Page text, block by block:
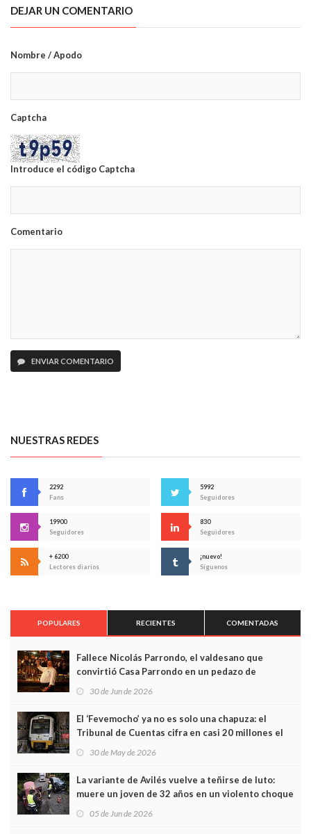
DEJAR UN COMENTARIO
Nombre / Apodo
Captcha
Introduce el código Captcha
Comentario
ENVIAR COMENTARIO
NUESTRAS REDES
2292
Fans
5992
Seguidores
19900
Seguidores
830
Seguidores
+ 6200
Lectores diarios
¡nuevo!
Síguenos
POPULARES RECIENTES COMENTADAS
Fallece Nicolás Parrondo, el valdesano que
convirtió Casa Parrondo en un pedazo de
Asturias en Madrid
30 de Jun de 2026
El ‘Fevemocho’ ya no es solo una chapuza: el
Tribunal de Cuentas cifra en casi 20 millones el
sobrecoste de los trenes que no cabían por los
30 de May de 2026
La variante de Avilés vuelve a teñirse de luto:
muere un joven de 32 años en un violento choque
frontal
05 de Jun de 2026